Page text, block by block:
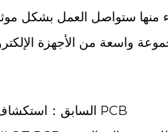
السابق：استكشاف عملية تصنيع موصلات رأس PCB